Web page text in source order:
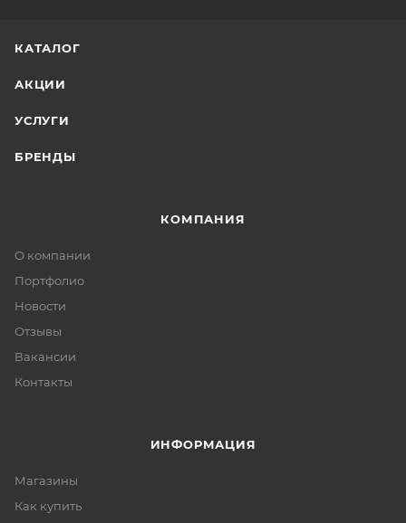
КАТАЛОГ
АКЦИИ
УСЛУГИ
БРЕНДЫ
КОМПАНИЯ
О компании
Портфолио
Новости
Отзывы
Вакансии
Контакты
ИНФОРМАЦИЯ
Магазины
Как купить